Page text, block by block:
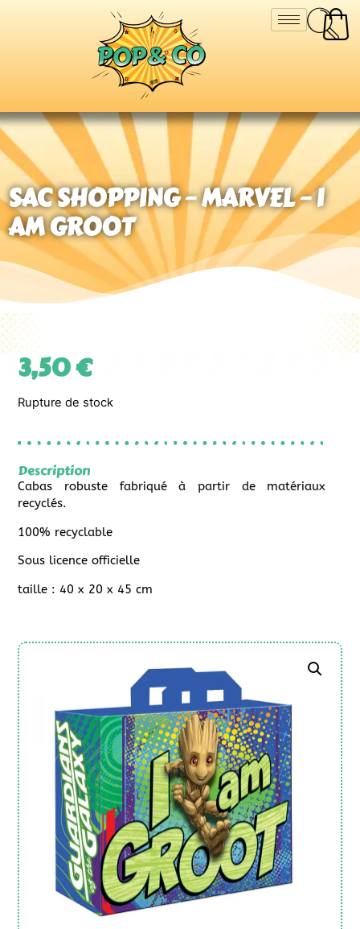
SAC SHOPPING – MARVEL – I
AM GROOT
3,50€
Rupture de stock
Description
Cabas robuste fabriqué à partir de matériaux
recyclés.
100% recyclable
Sous licence officielle
taille : 40 x 20 x 45 cm